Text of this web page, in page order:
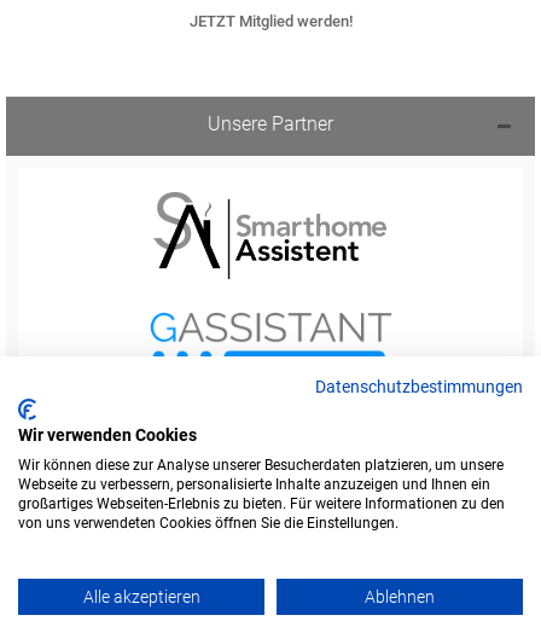
JETZT Mitglied werden!
Unsere Partner
Startseite Foren-Übersicht
Legende Kontakt
Werbung buchen
Datenschutzbestimmungen
Wir verwenden Cookies
Wir können diese zur Analyse unserer Besucherdaten platzieren, um unsere
Webseite zu verbessern, personalisierte Inhalte anzuzeigen und Ihnen ein
großartiges Webseiten-Erlebnis zu bieten. Für weitere Informationen zu den
von uns verwendeten Cookies öffnen Sie die Einstellungen.
Alle akzeptieren Ablehnen